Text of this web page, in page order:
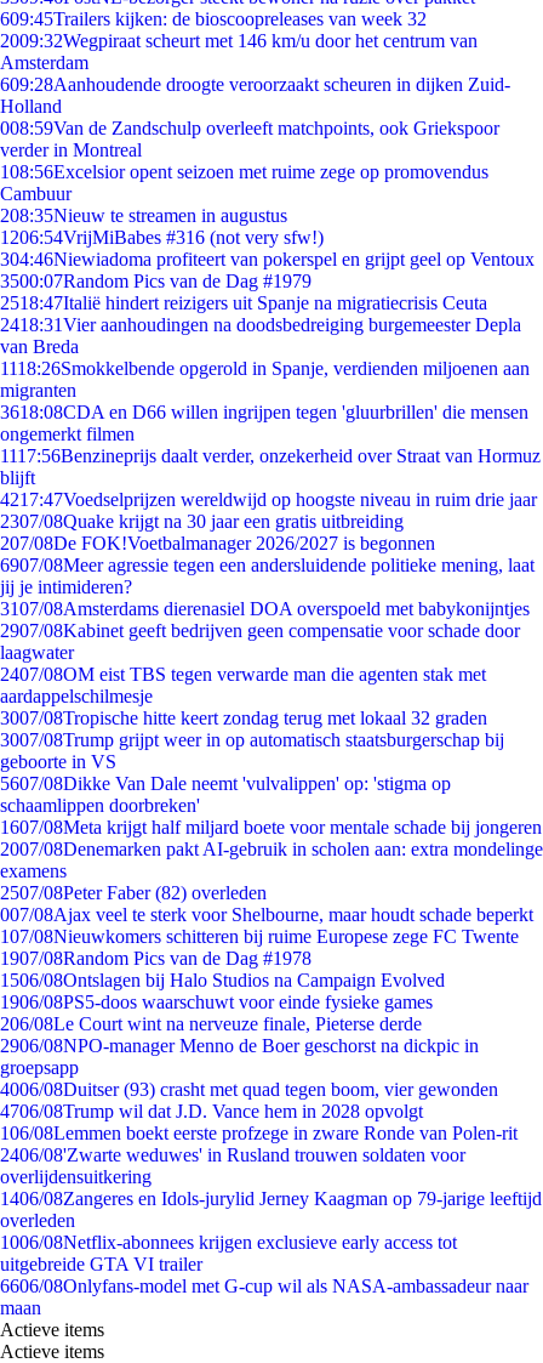
609:45Trailers kijken: de bioscoopreleases van week 32
2009:32Wegpiraat scheurt met 146 km/u door het centrum van
Amsterdam
609:28Aanhoudende droogte veroorzaakt scheuren in dijken Zuid-
Holland
008:59Van de Zandschulp overleeft matchpoints, ook Griekspoor
verder in Montreal
108:56Excelsior opent seizoen met ruime zege op promovendus
Cambuur
208:35Nieuw te streamen in augustus
1206:54VrijMiBabes #316 (not very sfw!)
304:46Niewiadoma profiteert van pokerspel en grijpt geel op Ventoux
3500:07Random Pics van de Dag #1979
2518:47Italië hindert reizigers uit Spanje na migratiecrisis Ceuta
2418:31Vier aanhoudingen na doodsbedreiging burgemeester Depla
van Breda
1118:26Smokkelbende opgerold in Spanje, verdienden miljoenen aan
migranten
3618:08CDA en D66 willen ingrijpen tegen 'gluurbrillen' die mensen
ongemerkt filmen
1117:56Benzineprijs daalt verder, onzekerheid over Straat van Hormuz
blijft
4217:47Voedselprijzen wereldwijd op hoogste niveau in ruim drie jaar
2307/08Quake krijgt na 30 jaar een gratis uitbreiding
207/08De FOK!Voetbalmanager 2026/2027 is begonnen
6907/08Meer agressie tegen een andersluidende politieke mening, laat
jij je intimideren?
3107/08Amsterdams dierenasiel DOA overspoeld met babykonijntjes
2907/08Kabinet geeft bedrijven geen compensatie voor schade door
laagwater
2407/08OM eist TBS tegen verwarde man die agenten stak met
aardappelschilmesje
3007/08Tropische hitte keert zondag terug met lokaal 32 graden
3007/08Trump grijpt weer in op automatisch staatsburgerschap bij
geboorte in VS
5607/08Dikke Van Dale neemt 'vulvalippen' op: 'stigma op
schaamlippen doorbreken'
1607/08Meta krijgt half miljard boete voor mentale schade bij jongeren
2007/08Denemarken pakt AI-gebruik in scholen aan: extra mondelinge
examens
2507/08Peter Faber (82) overleden
007/08Ajax veel te sterk voor Shelbourne, maar houdt schade beperkt
107/08Nieuwkomers schitteren bij ruime Europese zege FC Twente
1907/08Random Pics van de Dag #1978
1506/08Ontslagen bij Halo Studios na Campaign Evolved
1906/08PS5-doos waarschuwt voor einde fysieke games
206/08Le Court wint na nerveuze finale, Pieterse derde
2906/08NPO-manager Menno de Boer geschorst na dickpic in
groepsapp
4006/08Duitser (93) crasht met quad tegen boom, vier gewonden
4706/08Trump wil dat J.D. Vance hem in 2028 opvolgt
106/08Lemmen boekt eerste profzege in zware Ronde van Polen-rit
2406/08'Zwarte weduwes' in Rusland trouwen soldaten voor
overlijdensuitkering
1406/08Zangeres en Idols-jurylid Jerney Kaagman op 79-jarige leeftijd
overleden
1006/08Netflix-abonnees krijgen exclusieve early access tot
uitgebreide GTA VI trailer
6606/08Onlyfans-model met G-cup wil als NASA-ambassadeur naar
maan
Actieve items
Actieve items